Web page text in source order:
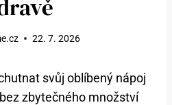
22. 7. 2026
svůj oblíbený nápoj
zbytečného množství